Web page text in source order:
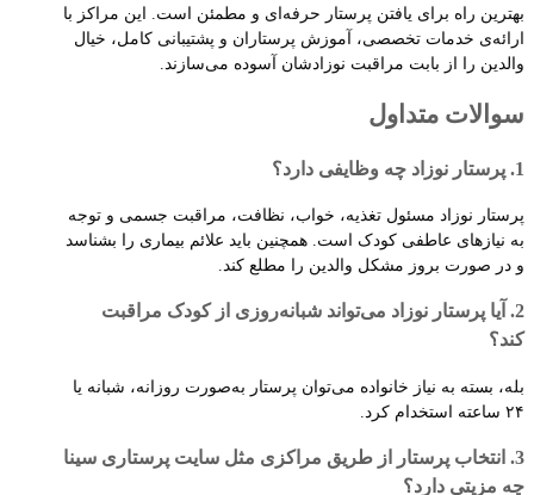
بهترین راه برای یافتن پرستار حرفه‌ای و مطمئن است. این مراکز با
ارائه‌ی خدمات تخصصی، آموزش پرستاران و پشتیبانی کامل، خیال
والدین را از بابت مراقبت نوزادشان آسوده می‌سازند.
سوالات متداول
1. پرستار نوزاد چه وظایفی دارد؟
پرستار نوزاد مسئول تغذیه، خواب، نظافت، مراقبت جسمی و توجه
به نیازهای عاطفی کودک است. همچنین باید علائم بیماری را بشناسد
و در صورت بروز مشکل والدین را مطلع کند.
2. آیا پرستار نوزاد می‌تواند شبانه‌روزی از کودک مراقبت
کند؟
بله، بسته به نیاز خانواده می‌توان پرستار به‌صورت روزانه، شبانه یا
۲۴ ساعته استخدام کرد.
3. انتخاب پرستار از طریق مراکزی مثل سایت پرستاری سینا
چه مزیتی دارد؟